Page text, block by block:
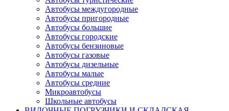
Автобусы междугородные
Автобусы пригородные
Автобусы большие
Автобусы городские
Автобусы бензиновые
Автобусы газовые
Автобусы дизельные
Автобусы малые
Автобусы средние
Микроавтобусы
Школьные автобусы